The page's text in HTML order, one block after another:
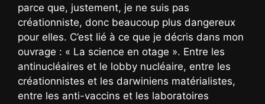
parce que, justement, je ne suis pas
créationniste, donc beaucoup plus dangereux
pour elles. C’est lié à ce que je décris dans mon
ouvrage : « La science en otage ». Entre les
antinucléaires et le lobby nucléaire, entre les
créationnistes et les darwiniens matérialistes,
entre les anti-vaccins et les laboratoires